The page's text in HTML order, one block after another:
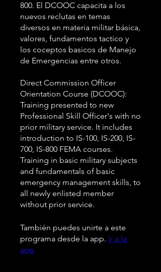
800. El DCOOC capacita a los
nuevos reclutas en temas
diversos en materia militar básica,
valores, fundamentos tactico y
los coceptos basicos de Manejo
de Emergencias entre otros.
Direct Commission Officer
Orientation Course (DCOOC):
Training presented to new
Professional Skill Officer's with no
prior military service. It includes
introduction to IS-100, IS-200, IS-
700, IS-800 FEMA courses.
Training in basic military subjects
and fundamentals of basic
emergency management skills, to
all newly enlisted member
without prior service.
También puedes unirte a este
programa desde la app. Ir a la
app